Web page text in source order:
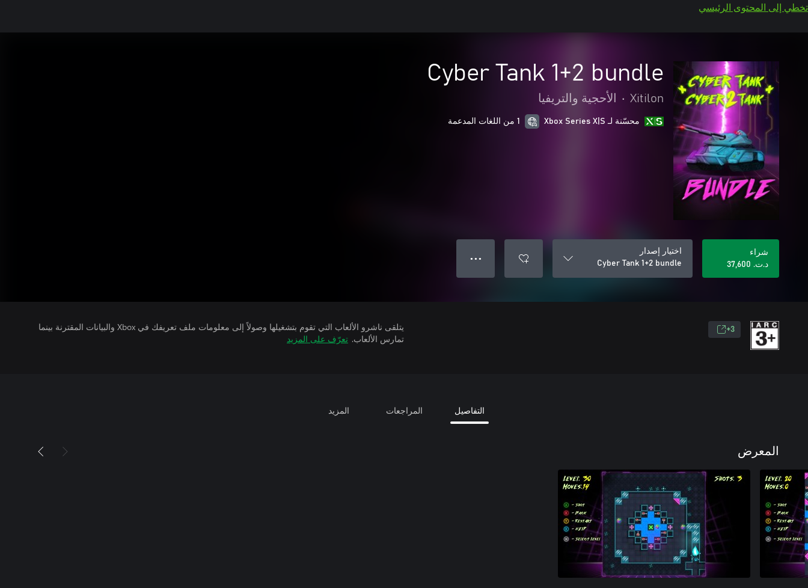
تخطي إلى المحتوى الرئيسي
Cyber Tank 1+2 bundle
Xitilon
• الأحجية والتريفيا
محسّنة لـ Xbox Series X|S 1 من اللغات المدعمة
شراء
د.ت.‏ 37,600
اختيار إصدار
Cyber Tank 1+2 bundle
● ● ●
3+
يتلقى ناشرو الألعاب التي تقوم بتشغيلها وصولاً إلى معلومات ملف تعريفك في Xbox والبيانات المقترنة بينما
تمارس الألعاب. تعرّف على المزيد
التفاصيل المراجعات المزيد
المعرض